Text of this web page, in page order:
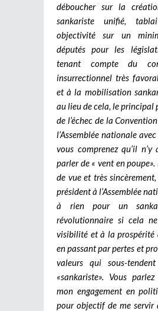
déboucher sur la
sankariste unifié,
objectivité sur un
députés pour les
tenant compte du
insurrectionnel très
et à la mobilisation
au lieu de cela, le principal
de l’échec de la
l’Assemblée nationale
vous comprenez qu’il
parler de « vent en poupe».
de vue et très
président à l’Assemblée
à rien pour un
révolutionnaire si cela
visibilité et à la prospérité
en passant par pertes et
valeurs qui sous-
«sankariste». Vous
mon engagement en
pour objectif de me servir